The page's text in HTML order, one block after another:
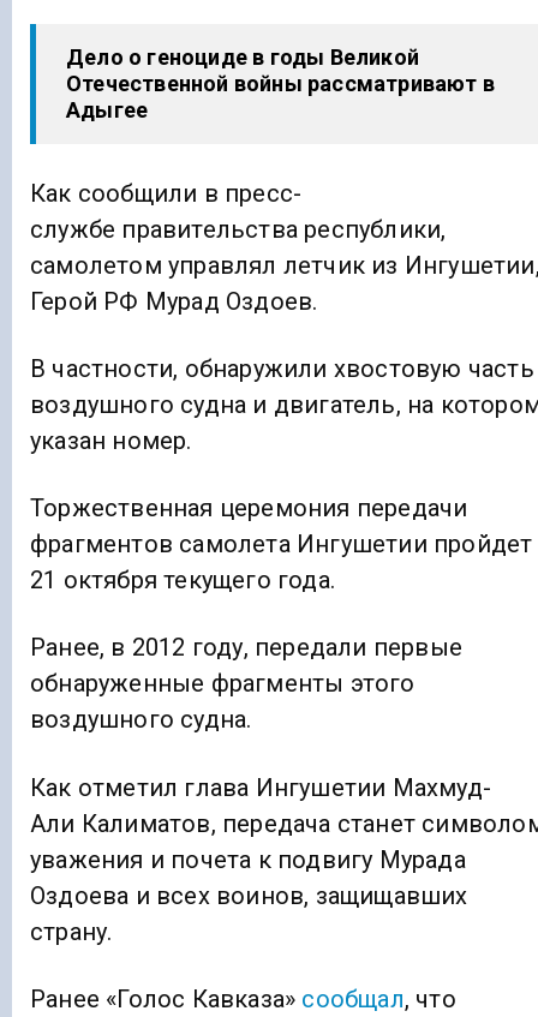
Дело о геноциде в годы Великой
Отечественной войны рассматривают в
Адыгее
Как сообщили в пресс-
службе правительства республики,
самолетом управлял летчик из
Герой РФ Мурад Оздоев.
В частности, обнаружили хвостовую часть
воздушного судна и двигатель, на
указан номер.
Торжественная церемония передачи
фрагментов самолета Ингушетии пройдет
21 октября текущего года.
Ранее, в 2012 году, передали первые
обнаруженные фрагменты этого
воздушного судна.
Как отметил глава Ингушетии Махмуд-
Али Калиматов, передача станет
уважения и почета к подвигу Мурада
Оздоева и всех воинов, защищавших
страну.
Ранее «Голос Кавказа» сообщал, что